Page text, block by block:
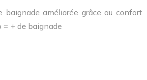
baignade améliorée grâce au confort
= + de baignade